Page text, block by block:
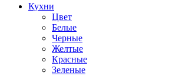
Кухни
Цвет
Белые
Черные
Желтые
Красные
Зеленые